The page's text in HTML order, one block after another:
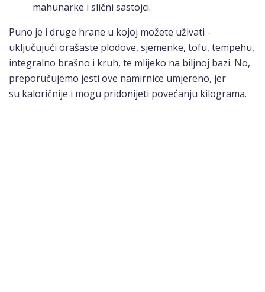
mahunarke i slični sastojci.
Puno je i druge hrane u kojoj možete uživati ​​-
uključujući orašaste plodove, sjemenke, tofu, tempehu,
integralno brašno i kruh, te mlijeko na biljnoj bazi. No,
preporučujemo jesti ove namirnice umjereno, jer
su kaloričnije i mogu pridonijeti povećanju kilograma.